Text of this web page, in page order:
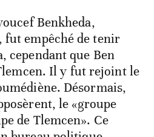
Benkheda,
fut empêché de tenir
cependant que Ben
Il y fut rejoint le
Désormais,
le «groupe
de Tlemcen». Ce